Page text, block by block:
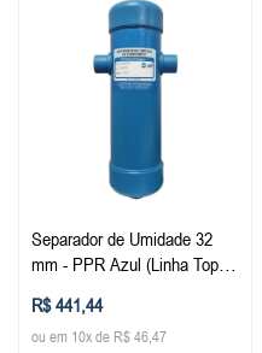
Separador de Umidade 32
mm - PPR Azul (Linha TopAir
R$ 441,44
ou em 10x de R$ 46,47